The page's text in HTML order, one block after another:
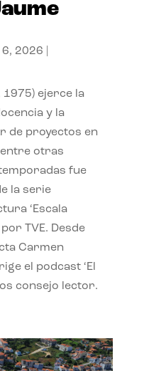
6, 2026
1975) ejerce la
y la
de proyectos en
entre otras
fue
la serie
‘Escala
TVE. Desde
Carmen
el podcast ‘El
consejo lector.